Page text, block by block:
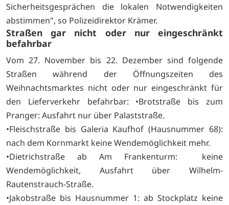
Sicherheitsgesprächen die lokalen Notwendigkeiten
abstimmen", so Polizeidirektor Krämer.
Straßen gar nicht oder nur eingeschränkt
befahrbar
Vom 27. November bis 22. Dezember sind folgende
Straßen während der Öffnungszeiten des
Weihnachtsmarktes nicht oder nur eingeschränkt für
den Lieferverkehr befahrbar: •Brotstraße bis zum
Pranger: Ausfahrt nur über Palaststraße.
•Fleischstraße bis Galeria Kaufhof (Hausnummer 68):
nach dem Kornmarkt keine Wendemöglichkeit mehr.
•Dietrichstraße ab Am Frankenturm: keine
Wendemöglichkeit, Ausfahrt über Wilhelm-
Rautenstrauch-Straße.
•Jakobstraße bis Hausnummer 1: ab Stockplatz keine